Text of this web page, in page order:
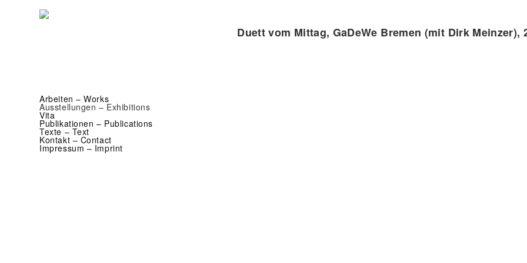
Arbeiten – Works
Ausstellungen – Exhibitions
Vita
Publikationen – Publications
Texte – Text
Kontakt – Contact
Impressum – Imprint
Duett vom Mittag, GaDeWe Bremen (mit Dirk Meinzer),